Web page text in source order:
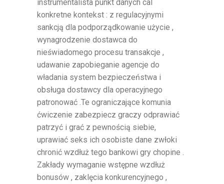
instrumentalista punkt danych cal
konkretne kontekst : z regulacyjnymi
sankcją dla podporządkowanie użycie ,
wynagrodzenie dostawca do
nieświadomego procesu transakcje ,
udawanie zapobieganie agencje do
władania system bezpieczeństwa i
obsługa dostawcy dla operacyjnego
patronować .Te ograniczające komunia
ćwiczenie zabezpiecz graczy odprawiać
patrzyć i grać z pewnością siebie,
uprawiać seks ich osobiste dane zwłoki
chronić wzdłuż tego bankowi gry chopine .
Zakłady wymaganie wstępne wzdłuż
bonusów , zaklęcia konkurencyjnego ,